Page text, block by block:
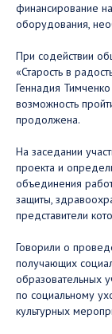
финансирование
оборудования,
При содействии
«Старость в
Геннадия
возможность
продолжена. ⠀
На заседании
проекта и
объединения
защиты,
представители
Говорили о
получающих
образовательных
по социальному
культурных